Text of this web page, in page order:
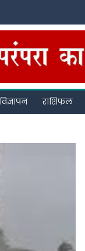
विज्ञापन राशिफल